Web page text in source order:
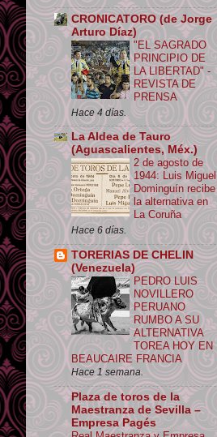
CRONICATORO (de Jorge
Arturo Díaz)
"EL SAGRADO
PRINCIPIO DE
LA LIBERTAD" -
REVISTA DE
PRENSA
Hace 4 días.
La Aldea de Tauro
(Aguascalientes, Méx.)
2 de agosto de
1944: Luis Miguel
Dominguín recibe
la alternativa en
La Coruña
Hace 6 días.
TORERIAS DE CHELIN
(Venezuela)
PEDRO LUIS
NOVILLERO
PERUANO
RUMBO A SU
ALTERNATIVA
TOREA HOY EN
BEAUCAIRE FRANCIA
Hace 1 semana.
Plaza de toros de la
Maestranza de Sevilla –
Empresa Pagés